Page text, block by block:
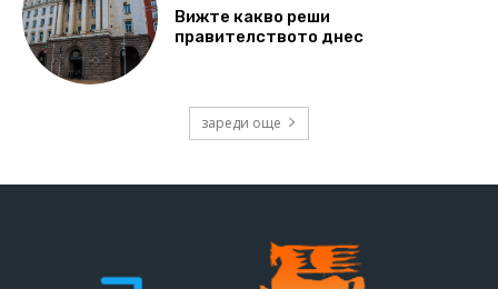
Вижте какво реши
правителството днес
зареди още